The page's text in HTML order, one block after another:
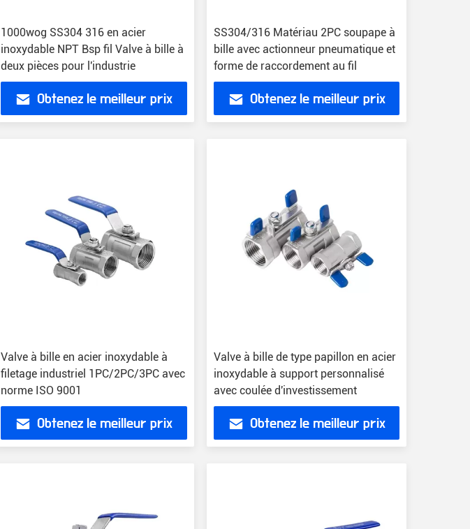
1000wog SS304 316 en acier
inoxydable NPT Bsp fil Valve à bille à
deux pièces pour l'industrie
Obtenez le meilleur prix
SS304/316 Matériau 2PC soupape à
bille avec actionneur pneumatique et
forme de raccordement au fil
Obtenez le meilleur prix
Valve à bille en acier inoxydable à
filetage industriel 1PC/2PC/3PC avec
norme ISO 9001
Obtenez le meilleur prix
Valve à bille de type papillon en acier
inoxydable à support personnalisé
avec coulée d'investissement
Obtenez le meilleur prix